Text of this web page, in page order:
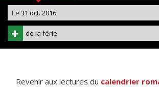
Le 31 oct. 2016
de la férie
Revenir aux lectures du calendrier